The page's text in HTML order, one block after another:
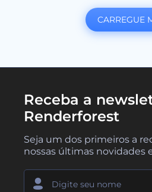
CARREGUE
Receba a
Renderforest
Seja um dos primeiros a
nossas últimas novidades